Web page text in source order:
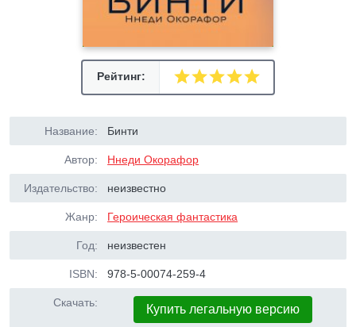
Рейтинг:
Название: Бинти
Автор: Ннеди Окорафор
Издательство: неизвестно
Жанр: Героическая фантастика
Год: неизвестен
ISBN: 978-5-00074-259-4
Скачать: Купить легальную версию